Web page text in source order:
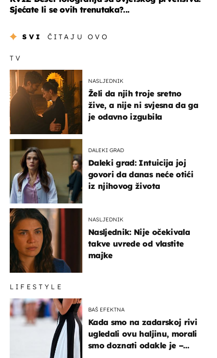
Sjećate li se ovih trenutaka?...
SVI ČITAJU OVO
TV
NASLJEDNIK
Želi da njih troje sretno
žive, a nije ni svjesna da ga
je odavno izgubila
DALEKI GRAD
Daleki grad: Intuicija joj
govori da danas neće otići
iz njihovog života
NASLJEDNIK
Nasljednik: Nije očekivala
takve uvrede od vlastite
majke
LIFESTYLE
BAŠ EFEKTNA
Kada smo na zadarskoj rivi
ugledali ovu haljinu, morali
smo doznati odakle je –